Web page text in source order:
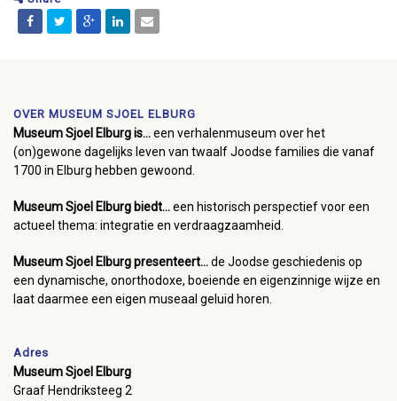
OVER MUSEUM SJOEL ELBURG
Museum Sjoel Elburg is...een verhalenmuseum over het
(on)gewone dagelijks leven van twaalf Joodse families die vanaf
1700 in Elburg hebben gewoond.
Museum Sjoel Elburg biedt...een historisch perspectief voor een
actueel thema: integratie en verdraagzaamheid.
Museum Sjoel Elburg presenteert...de Joodse geschiedenis op
een dynamische, onorthodoxe, boeiende en eigenzinnige wijze en
laat daarmee een eigen museaal geluid horen.
Adres
Museum Sjoel Elburg
Graaf Hendriksteeg 2